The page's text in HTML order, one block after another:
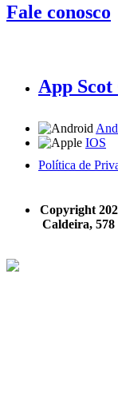
Fale conosco
App
IOS
Política de
Copyright
Caldeira, 578